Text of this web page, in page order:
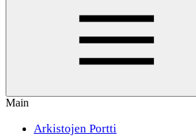
Main
Arkistojen Portti